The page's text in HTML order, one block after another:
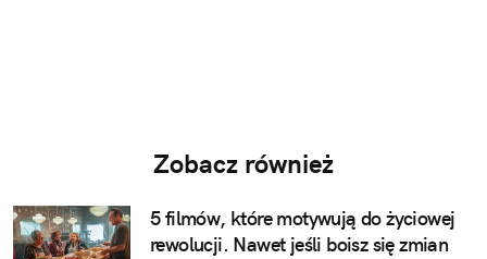
Zobacz również
5 filmów, które motywują do życiowej
rewolucji. Nawet jeśli boisz się zmian